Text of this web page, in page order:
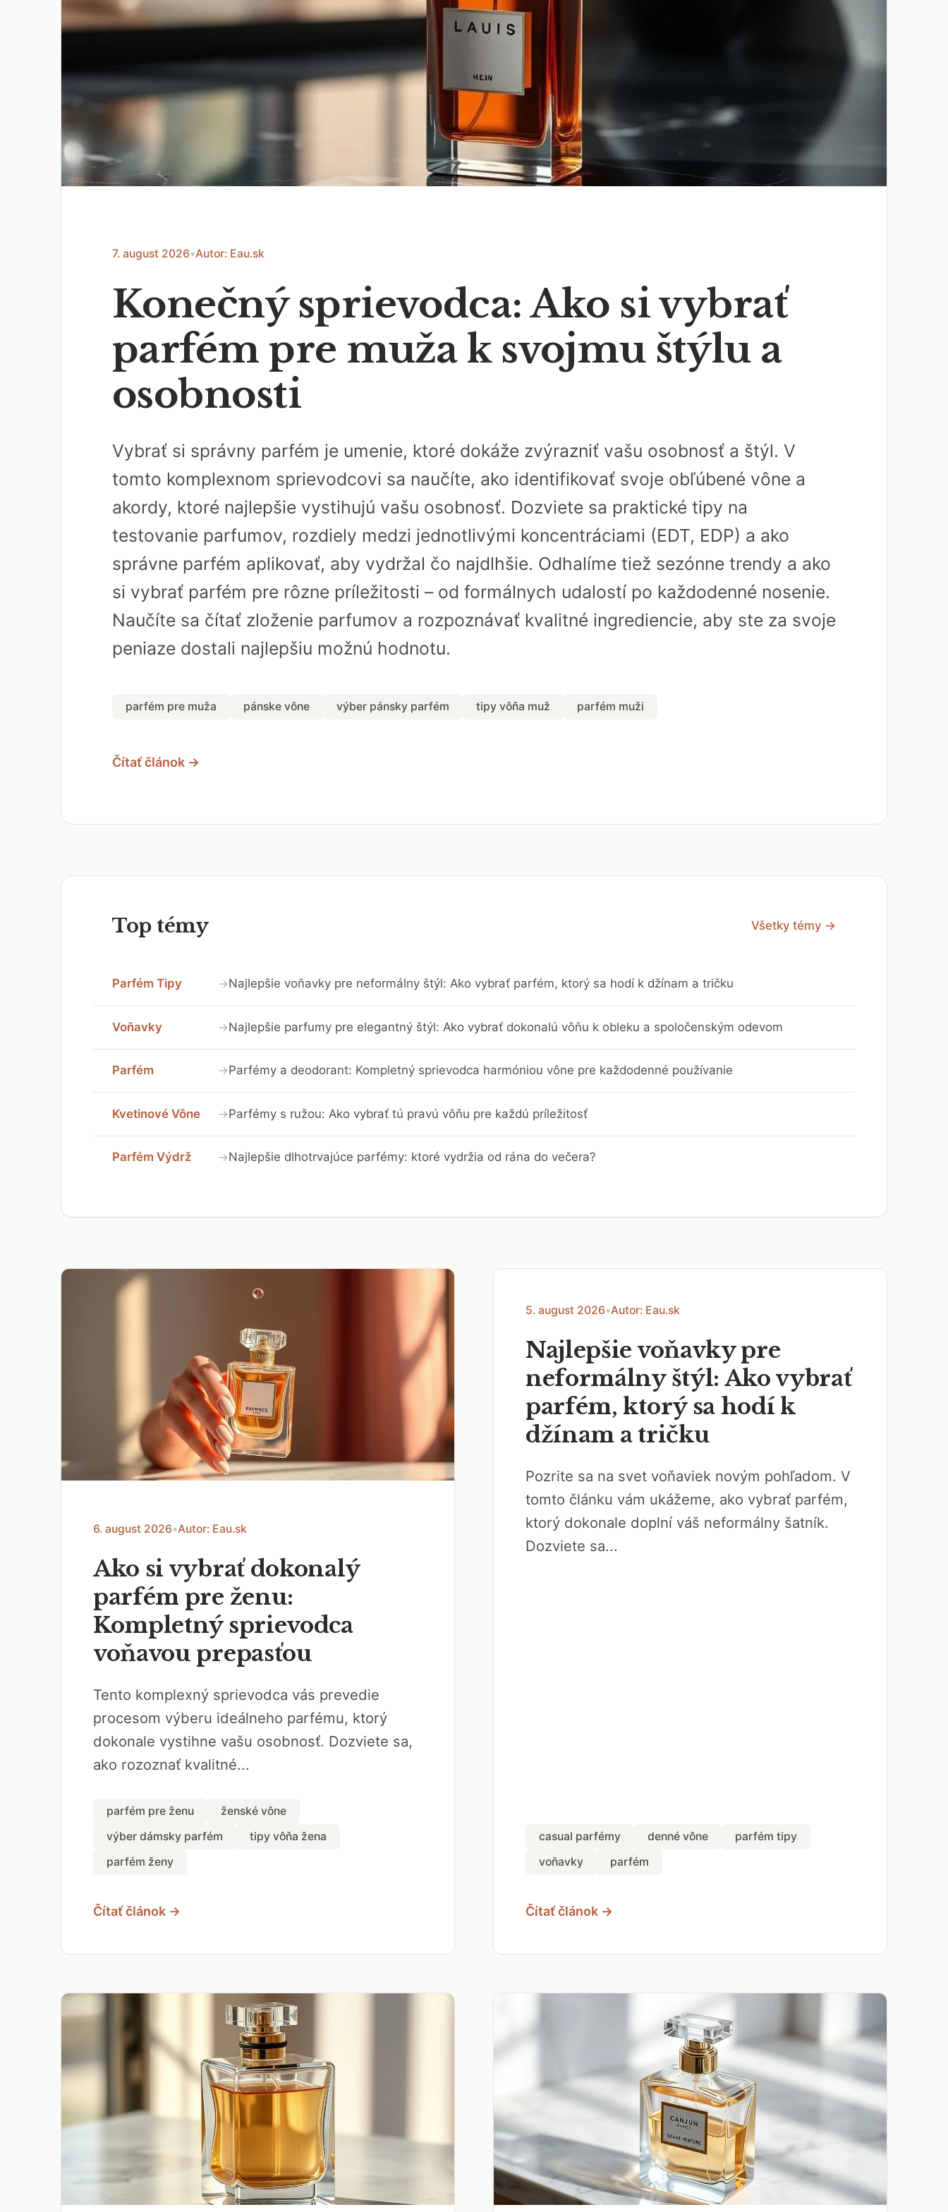
7. august 2026•Autor: Eau.sk
Konečný sprievodca: Ako si vybrať
parfém pre muža k svojmu štýlu a
osobnosti
Vybrať si správny parfém je umenie, ktoré dokáže zvýrazniť vašu osobnosť a štýl. V
tomto komplexnom sprievodcovi sa naučíte, ako identifikovať svoje obľúbené vône a
akordy, ktoré najlepšie vystihujú vašu osobnosť. Dozviete sa praktické tipy na
testovanie parfumov, rozdiely medzi jednotlivými koncentráciami (EDT, EDP) a ako
správne parfém aplikovať, aby vydržal čo najdlhšie. Odhalíme tiež sezónne trendy a ako
si vybrať parfém pre rôzne príležitosti – od formálnych udalostí po každodenné nosenie.
Naučíte sa čítať zloženie parfumov a rozpoznávať kvalitné ingrediencie, aby ste za svoje
peniaze dostali najlepšiu možnú hodnotu.
parfém pre muža pánske vône výber pánsky parfém tipy vôňa muž parfém muži
Čítať článok →
Top témy Všetky témy →
Parfém Tipy →Najlepšie voňavky pre neformálny štýl: Ako vybrať parfém, ktorý sa hodí k džínam a tričku
Voňavky →Najlepšie parfumy pre elegantný štýl: Ako vybrať dokonalú vôňu k obleku a spoločenským odevom
Parfém →Parfémy a deodorant: Kompletný sprievodca harmóniou vône pre každodenné používanie
Kvetinové Vône →Parfémy s ružou: Ako vybrať tú pravú vôňu pre každú príležitosť
Parfém Výdrž →Najlepšie dlhotrvajúce parfémy: ktoré vydržia od rána do večera?
6. august 2026•Autor: Eau.sk
Ako si vybrať dokonalý
parfém pre ženu:
Kompletný sprievodca
voňavou prepasťou
Tento komplexný sprievodca vás prevedie
procesom výberu ideálneho parfému, ktorý
dokonale vystihne vašu osobnosť. Dozviete sa,
ako rozoznať kvalitné...
parfém pre ženu
ženské vône
výber dámsky parfém
tipy vôňa žena
parfém ženy
Čítať článok →
5. august 2026•Autor: Eau.sk
Najlepšie voňavky pre
neformálny štýl: Ako vybrať
parfém, ktorý sa hodí k
džínam a tričku
Pozrite sa na svet voňaviek novým pohľadom. V
tomto článku vám ukážeme, ako vybrať parfém,
ktorý dokonale doplní váš neformálny šatník.
Dozviete sa...
casual parfémy denné vône
parfém tipy
voňavky
parfém
Čítať článok →